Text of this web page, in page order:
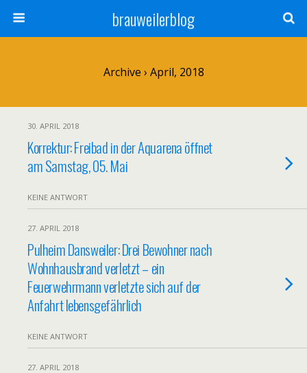
brauweilerblog
Archive › April, 2018
30. APRIL 2018
Korrektur: Freibad in der Aquarena öffnet
am Samstag, 05. Mai
KEINE ANTWORT
27. APRIL 2018
Pulheim Dansweiler: Drei Bewohner nach
Wohnhausbrand verletzt – ein
Feuerwehrmann verletzte sich auf der
Anfahrt lebensgefährlich
KEINE ANTWORT
27. APRIL 2018